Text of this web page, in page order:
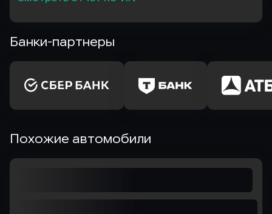
Банки-партнеры
Похожие автомобили